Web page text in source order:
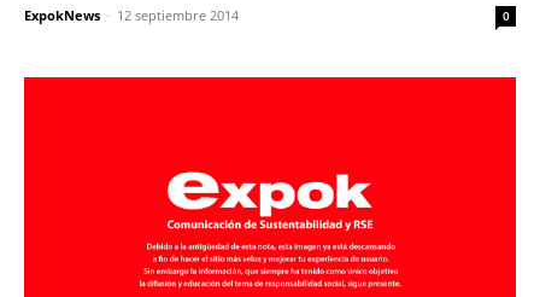
ExpokNews - 12 septiembre 2014 0